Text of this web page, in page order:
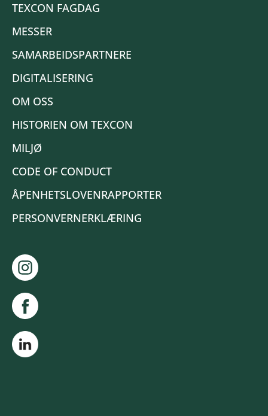
TEXCON FAGDAG
MESSER
SAMARBEIDSPARTNERE
DIGITALISERING
OM OSS
HISTORIEN OM TEXCON
MILJØ
CODE OF CONDUCT
ÅPENHETSLOVENRAPPORTER
PERSONVERNERKLÆRING